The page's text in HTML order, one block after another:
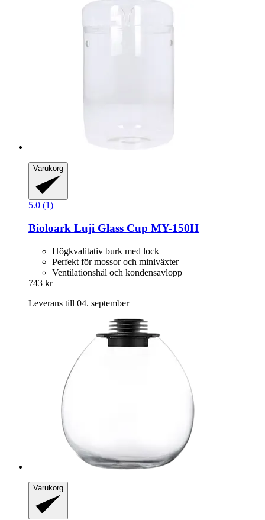
Varukorg
5.0 (1)
Bioloark Luji Glass Cup MY-​150H
Högkvalitativ burk med lock
Perfekt för mossor och miniväxter
Ventilationshål och kondensavlopp
743 kr
Leverans till 04. september
Varukorg